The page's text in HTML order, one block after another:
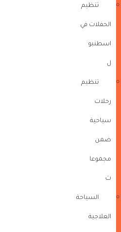
تنظيم
الحفلات في
اسطنبو
ل
تنظيم
رحلات
سياحية
ضمن
مجموعا
ت
السياحة
العلاجية